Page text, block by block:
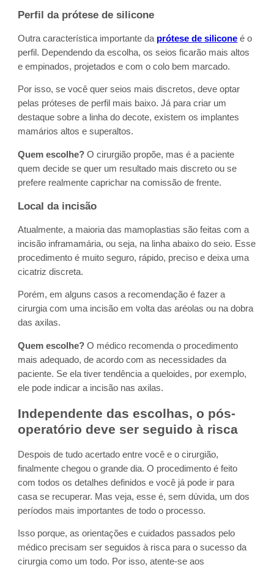
Perfil da prótese de silicone
Outra característica importante da prótese de silicone é o
perfil. Dependendo da escolha, os seios ficarão mais altos
e empinados, projetados e com o colo bem marcado.
Por isso, se você quer seios mais discretos, deve optar
pelas próteses de perfil mais baixo. Já para criar um
destaque sobre a linha do decote, existem os implantes
mamários altos e superaltos.
Quem escolhe? O cirurgião propõe, mas é a paciente
quem decide se quer um resultado mais discreto ou se
prefere realmente caprichar na comissão de frente.
Local da incisão
Atualmente, a maioria das mamoplastias são feitas com a
incisão inframamária, ou seja, na linha abaixo do seio. Esse
procedimento é muito seguro, rápido, preciso e deixa uma
cicatriz discreta.
Porém, em alguns casos a recomendação é fazer a
cirurgia com uma incisão em volta das aréolas ou na dobra
das axilas.
Quem escolhe?O médico recomenda o procedimento
mais adequado, de acordo com as necessidades da
paciente. Se ela tiver tendência a queloides, por exemplo,
ele pode indicar a incisão nas axilas.
Independente das escolhas, o pós-
operatório deve ser seguido à risca
Despois de tudo acertado entre você e o cirurgião,
finalmente chegou o grande dia. O procedimento é feito
com todos os detalhes definidos e você já pode ir para
casa se recuperar. Mas veja, esse é, sem dúvida, um dos
períodos mais importantes de todo o processo.
Isso porque, as orientações e cuidados passados pelo
médico precisam ser seguidos à risca para o sucesso da
cirurgia como um todo. Por isso, atente-se aos